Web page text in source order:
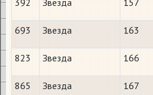
392 Звезда 157
693 Звезда 163
823 Звезда 166
865 Звезда 167